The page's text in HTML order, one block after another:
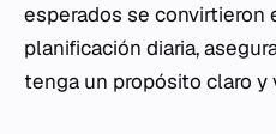
esperados se convirtieron
planificación diaria,
tenga un propósito claro y